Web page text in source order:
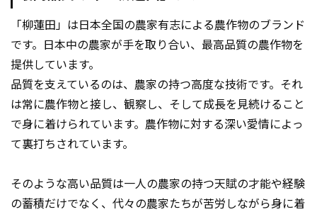
「柳蓮田」は日本全国の農家有志による農作物のブランド
です。日本中の農家が手を取り合い、最高品質の農作物を
提供しています。
品質を支えているのは、農家の持つ高度な技術です。それ
は常に農作物と接し、観察し、そして成長を見続けること
で身に着けられています。農作物に対する深い愛情によっ
て裏打ちされています。
そのような高い品質は一人の農家の持つ天賦の才能や経験
の蓄積だけでなく、代々の農家たちが苦労しながら身に着